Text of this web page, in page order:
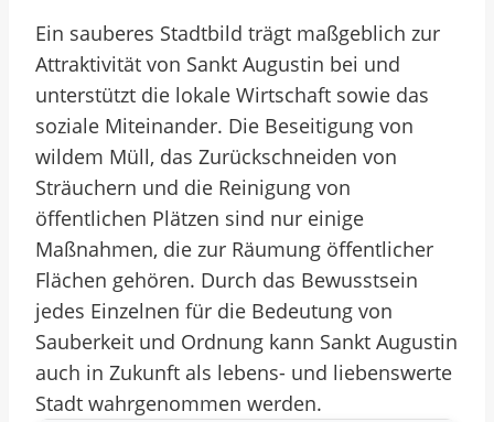
Ein sauberes Stadtbild trägt maßgeblich zur
Attraktivität von Sankt Augustin bei und
unterstützt die lokale Wirtschaft sowie das
soziale Miteinander. Die Beseitigung von
wildem Müll, das Zurückschneiden von
Sträuchern und die Reinigung von
öffentlichen Plätzen sind nur einige
Maßnahmen, die zur Räumung öffentlicher
Flächen gehören. Durch das Bewusstsein
jedes Einzelnen für die Bedeutung von
Sauberkeit und Ordnung kann Sankt Augustin
auch in Zukunft als lebens- und liebenswerte
Stadt wahrgenommen werden.